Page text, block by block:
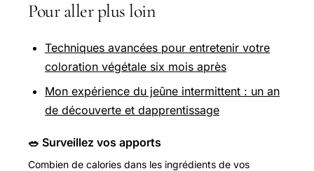
Pour aller plus loin
Techniques avancées pour entretenir votre
coloration végétale six mois après
Mon expérience du jeûne intermittent : un an
de découverte et dapprentissage
🥗 Surveillez vos apports
Combien de calories dans les ingrédients de vos